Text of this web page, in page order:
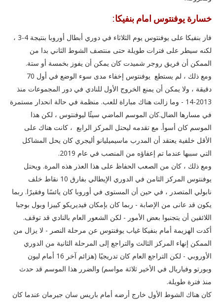
خسارة يوفنتوس امام بنفيكا:
فاز بنفيكا على يوفنتوس يوم الثلاثاء في دوري أبطال أوروبا بنتيجة 4-3 ،
لكنه سيطر على فترات طويلة حتى منتصف الشوط الثاني بدا من
الممكن أن فريق روجر شميدت كان يمكن أن يفوز بخمسة أو ستة.
ومع ذلك ، لم يستطع يوفنتوس إخفاء مدى سوء الوضع في أول 70
دقيقة ، ولا يمكن أن يمنع الخروج الأول للنادي في دور المجموعات منذ
2013-14 - وما زالت هناك مباراة للعب. منظمة في حالة انحدار مستمرة
في مسارها الضال.كان الموسم الماضي سيئًا ليوفنتوس ، لكن هذا
الموسم كان أسوأ. مع تقدمه ليحتل المركز الرابع ، كانت هناك على
الأقل خلفية يعتقد أن المدرب ماسيميليانو أليجري كان يحل المشاكل
التي سببها عندما تم إعفاؤه من المنصب في عام 2019.
ومع ذلك ، كان من الصعب الحفاظ على هذا العذر هذه المرة. ويحتل
يوفنتوس المركز الثامن في الدوري الإيطالي بفارق 10 نقاط خلف
نابولي المتصدر ، في حين أن المستوى في أوروبا كان يائسًا وفقيرًا. ربما
يكون قد عانى من الإصابة - ربما كان بإمكان فيديريكو كييزا وبول بوجبا
اللائقين أن يتجنبوا بعض الأمور - لكن الشعور العام بالنادي قد توقف.
أكدت الهزيمة أمام بنفيكا غياب يوفنتوس عن مرحلة النصر - لا يزال من
الممكن إنهاء المركز الثالث والتراجع إلى المرحلة الثانية من الدوري
الأوروبي - لكن التراجع العام كان تدريجيًا (هزائم آخر 16 أمام ليون
وبورتو وفياريال في الأخير ثلاثة مواسم) والضرر هذا الموسم قد حدث
منذ فترة طويلة.
كان هناك الشوط الأول خارج أرضه أمام باريس سان جيرمان عندما كان